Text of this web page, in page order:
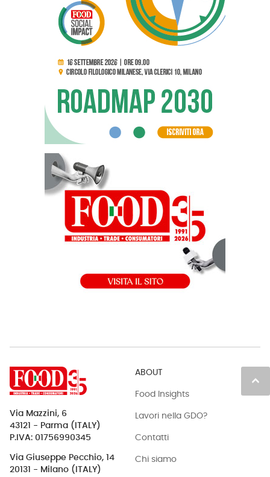
keyboard_arrow_up
Via Mazzini, 6
43121 - Parma (ITALY)
P.IVA: 01756990345
Via Giuseppe Pecchio, 14
20131 - Milano (ITALY)
ABOUT
Food Insights
Lavori nella GDO?
Contatti
Chi siamo